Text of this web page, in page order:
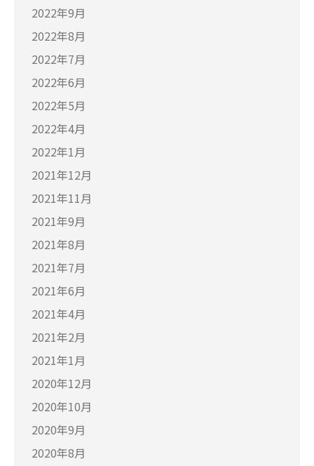
2022年9月
2022年8月
2022年7月
2022年6月
2022年5月
2022年4月
2022年1月
2021年12月
2021年11月
2021年9月
2021年8月
2021年7月
2021年6月
2021年4月
2021年2月
2021年1月
2020年12月
2020年10月
2020年9月
2020年8月